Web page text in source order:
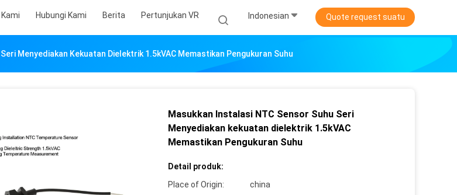
Hubungi Kami Berita Pertunjukan VR Indonesian Quote request suatu
Menyediakan Kekuatan Dielektrik 1.5kVAC Memastikan Pengukuran Suhu
Masukkan Instalasi NTC Sensor Suhu Seri
Menyediakan kekuatan dielektrik 1.5kVAC
Memastikan Pengukuran Suhu
Detail produk:
Place of Origin:
china